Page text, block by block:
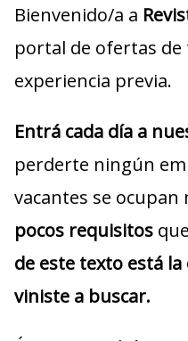
Bienvenido/a a
portal de ofertas
experiencia previa.
Entrá cada día a
perderte ningún
vacantes se
pocos requisitos
de este texto está
viniste a buscar.